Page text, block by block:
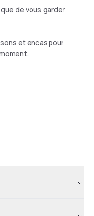
de vous garder
et encas pour